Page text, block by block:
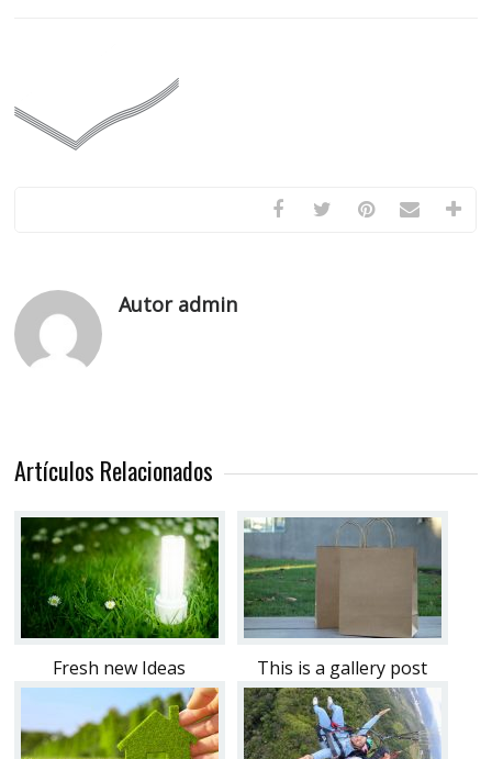
Autor admin
Artículos Relacionados
Fresh new Ideas This is a gallery post